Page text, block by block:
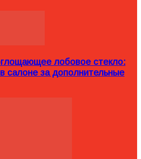
лобовое стекло:
салоне за дополнительные